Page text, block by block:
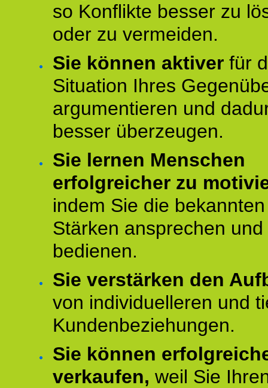
so Konflikte besser zu
oder zu vermeiden.
Sie können aktiver für
Situation Ihres
argumentieren und
besser überzeugen.
Sie lernen Menschen
erfolgreicher zu
indem Sie die bekannten
Stärken ansprechen und
bedienen.
Sie verstärken den
von individuelleren und
Kundenbeziehungen.
Sie können
verkaufen, weil Sie